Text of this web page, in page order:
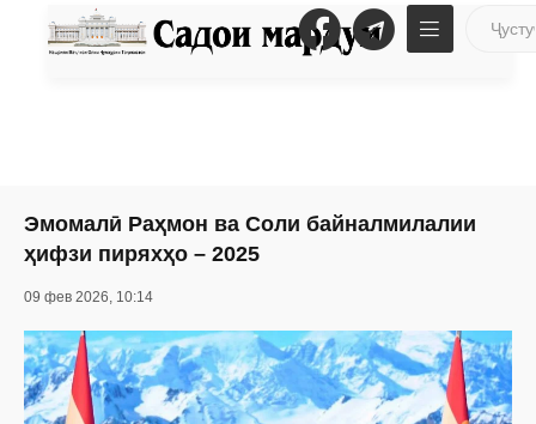
Эмомалӣ Раҳмон ва Соли байналмилалии
ҳифзи пиряхҳо – 2025
09 фев 2026, 10:14